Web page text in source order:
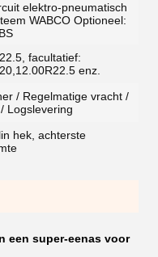
elektro-pneumatisch
WABCO Optioneel:
facultatief:
enz.
/ Regelmatige vracht /
Logslevering
hek, achterste
een super-eenas voor